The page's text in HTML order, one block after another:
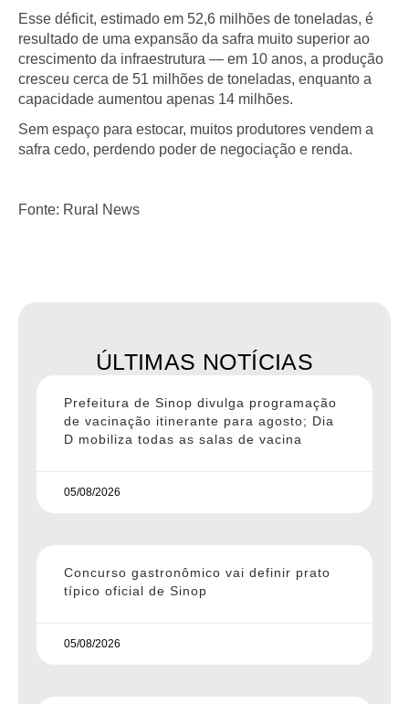
Esse déficit, estimado em 52,6 milhões de toneladas, é
resultado de uma expansão da safra muito superior ao
crescimento da infraestrutura — em 10 anos, a produção
cresceu cerca de 51 milhões de toneladas, enquanto a
capacidade aumentou apenas 14 milhões.
Sem espaço para estocar, muitos produtores vendem a
safra cedo, perdendo poder de negociação e renda.
Fonte: Rural News
ÚLTIMAS NOTÍCIAS
Prefeitura de Sinop divulga programação
de vacinação itinerante para agosto; Dia
D mobiliza todas as salas de vacina
05/08/2026
Concurso gastronômico vai definir prato
típico oficial de Sinop
05/08/2026